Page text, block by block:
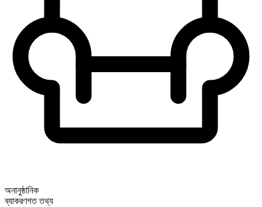
অনানুষ্ঠানিক
ব্যাকরণগত তথ্য